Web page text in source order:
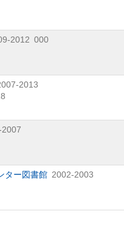
2012 000
2013
ター図書館 2002-2003